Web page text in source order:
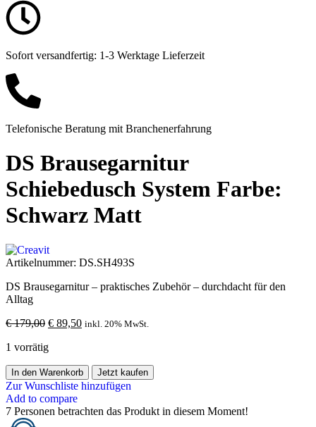
Sofort versandfertig: 1-3 Werktage Lieferzeit
Telefonische Beratung mit Branchenerfahrung
DS Brausegarnitur
Schiebedusch System Farbe:
Schwarz Matt
Artikelnummer: DS.SH493S
DS Brausegarnitur – praktisches Zubehör – durchdacht für den
Alltag
€179,00 € 89,50 inkl. 20% MwSt.
1 vorrätig
In den Warenkorb Jetzt kaufen
Zur Wunschliste hinzufügen
Add to compare
7 Personen betrachten das Produkt in diesem Moment!